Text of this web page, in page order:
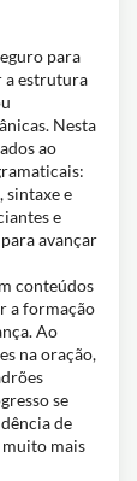
para
a estrutura
Nesta
ao
sintaxe e
e
avançar
conteúdos
a formação
Ao
na oração,
se
de
mais